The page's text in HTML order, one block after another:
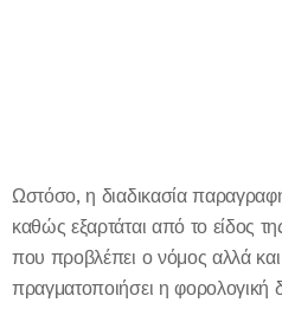
Ωστόσο, η διαδικασία
καθώς εξαρτάται από το είδος
που προβλέπει ο νόμος αλλά και
πραγματοποιήσει η φορολογική